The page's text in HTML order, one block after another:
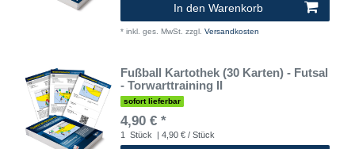
In den Warenkorb
* inkl. ges. MwSt. zzgl. Versandkosten
Fußball Kartothek (30 Karten) - Futsal
- Torwarttraining II
sofort lieferbar
4,90 € *
1 Stück | 4,90 € / Stück